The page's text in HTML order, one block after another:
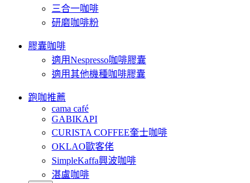
三合一咖啡
研磨咖啡粉
膠囊咖啡
適用Nespresso咖啡膠囊
適用其他機種咖啡膠囊
跑咖推薦
cama café
GABIKAPI
CURISTA COFFEE奎士咖啡
OKLAO歐客佬
SimpleKaffa興波咖啡
湛盧咖啡